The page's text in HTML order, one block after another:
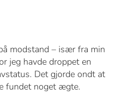
modstand – især fra min
jeg havde droppet en
Det gjorde ondt at
fundet noget ægte.